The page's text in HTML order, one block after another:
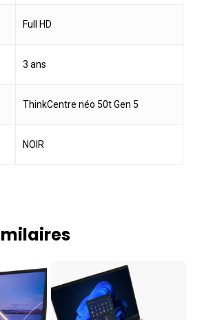
Full HD
3 ans
ThinkCentre néo 50t Gen 5
NOIR